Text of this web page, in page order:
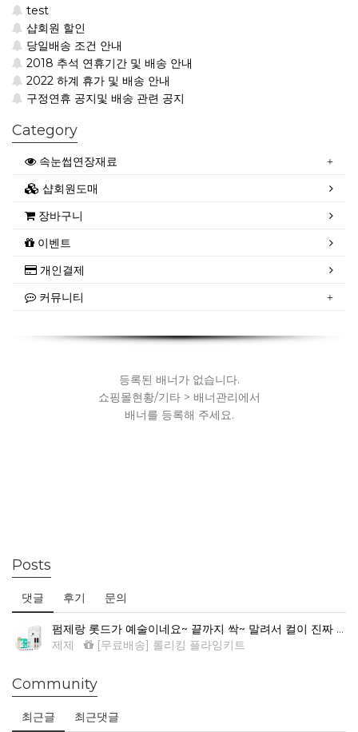
test
샵회원 할인
당일배송 조건 안내
2018 추석 연휴기간 및 배송 안내
2022 하계 휴가 및 배송 안내
구정연휴 공지및 배송 관련 공지
Category
속눈썹연장재료
샵회원도매
장바구니
이벤트
개인결제
커뮤니티
등록된 배너가 없습니다.
쇼핑몰현황/기타 > 배너관리에서
배너를 등록해 주세요.
Posts
댓글 후기 문의
펌제랑 롯드가 예술이네요~ 끝까지 싹~ 말려서 컬이 진짜 예뻐요.
제제
[무료배송] 롤리킹 플라잉키트
Community
최근글 최근댓글